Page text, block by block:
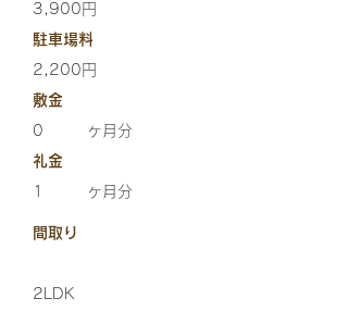
3,900円
駐車場料
2,200円
敷金
0
ヶ月分
礼金
1
ヶ月分
間取り
2LDK